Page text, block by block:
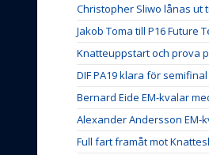
Christopher Sliwo lånas ut
Jakob Toma till P16 Future
Knatteuppstart och prova
DIF PA19 klara för
Bernard Eide EM-kvalar
Alexander Andersson EM-
Full fart framåt mot